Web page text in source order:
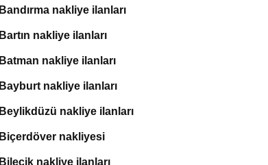
Bandırma nakliye ilanları
Bartın nakliye ilanları
Batman nakliye ilanları
Bayburt nakliye ilanları
Beylikdüzü nakliye ilanları
Biçerdöver nakliyesi
Bilecik nakliye ilanları